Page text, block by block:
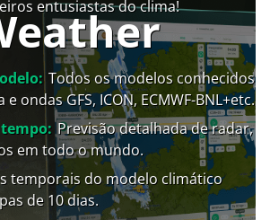
entusiastas do clima!
Todos os modelos conhecidos
ondas GFS, ICON, ECMWF-BNL+etc.
Previsão detalhada de radar,
em todo o mundo.
temporais do modelo climático
de 10 dias.